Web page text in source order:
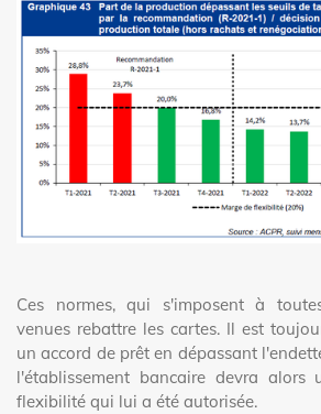
Ces normes, qui s'imposent à
venues rebattre les cartes. Il est
un accord de prêt en dépassant
l'établissement bancaire devra alors
flexibilité qui lui a été autorisée.